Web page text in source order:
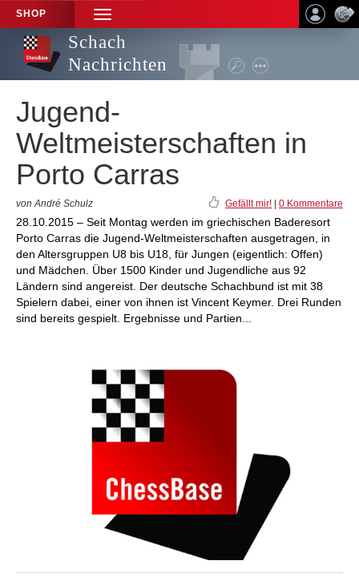
SHOP
TOGGLE
NAVIGATION
Schach
Nachrichten
Jugend-
Weltmeisterschaften in
Porto Carras
von André Schulz Gefällt mir! 0 Kommentare
28.10.2015 – Seit Montag werden im griechischen Baderesort
Porto Carras die Jugend-Weltmeisterschaften ausgetragen, in
den Altersgruppen U8 bis U18, für Jungen (eigentlich: Offen)
und Mädchen. Über 1500 Kinder und Jugendliche aus 92
Ländern sind angereist. Der deutsche Schachbund ist mit 38
Spielern dabei, einer von ihnen ist Vincent Keymer. Drei Runden
sind bereits gespielt. Ergebnisse und Partien...